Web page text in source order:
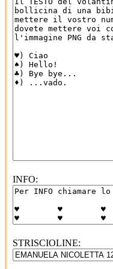
INFO:
STRISCIOLINE: